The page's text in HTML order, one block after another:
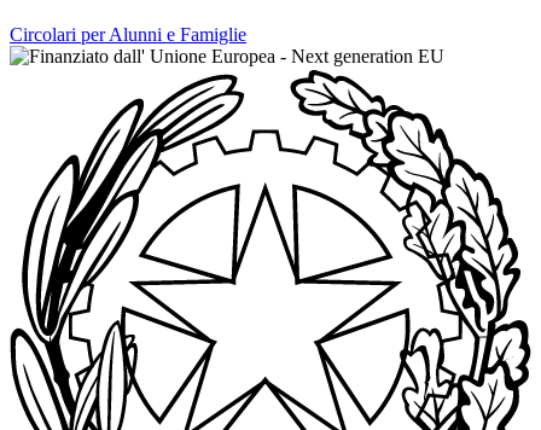
Circolari per Alunni e Famiglie